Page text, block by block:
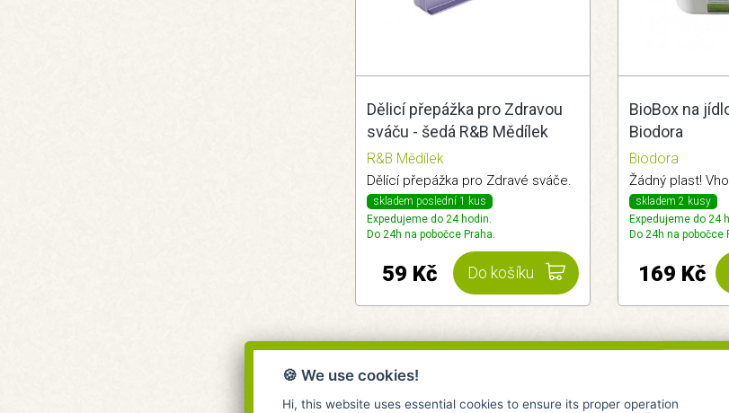
Dělicí přepážka pro Zdravou
sváču - šedá R&B Mědílek
R&B Mědílek
Dělící přepážka pro Zdravé sváče.
skladem poslední 1 kus
Expedujeme do 24 hodin.
Do 24h na pobočce Praha.
Do košíku
59 Kč
BioBox na
Biodora
Biodora
Žádný plast!
skladem 2 kusy
Expedujeme do 24
Do 24h na pobočce
169 Kč
🍪 We use cookies!
Hi, this website uses essential cookies to ensure its proper operation